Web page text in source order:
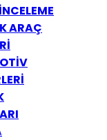
ARAÇ